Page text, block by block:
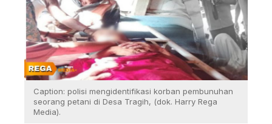
Caption: polisi mengidentifikasi korban pembunuhan
seorang petani di Desa Tragih, (dok. Harry Rega
Media).